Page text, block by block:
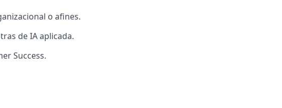
o afines.
de IA aplicada.
Success.